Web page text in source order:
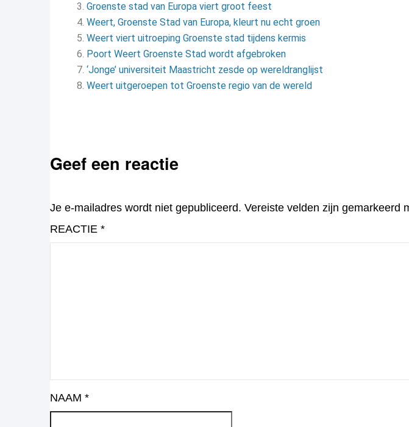
Groenste stad van Europa viert groot feest
Weert, Groenste Stad van Europa, kleurt nu echt groen
Weert viert uitroeping Groenste stad tijdens kermis
Poort Weert Groenste Stad wordt afgebroken
‘Jonge’ universiteit Maastricht zesde op wereldranglijst
Weert uitgeroepen tot Groenste regio van de wereld
Geef een reactie
Je e-mailadres wordt niet gepubliceerd. Vereiste velden zijn gemarkeerd
REACTIE *
NAAM *